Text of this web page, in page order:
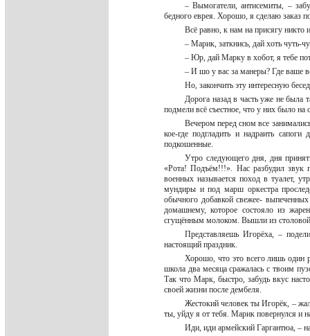
– Вымогатели, антисемиты, –
бедного еврея. Хорошо, я сделаю заказ
Всё равно, к нам на присягу никто
– Марик, заткнись, дай хоть чуть-
– Юр, дай Марку в хобот, я тебе
– И шо у вас за манеры? Где ваше
Но, закончить эту интересную
Дорога назад в часть уже не была
подмели всё съестное, что у них было на
Вечером перед сном все
кое-где подгладить и надраить
подкошенные.
Утро следующего дня, дня
«Рота! Подъём!!!». Нас разбудил звук
военных называется поход в туалет,
мундиры и под марш оркестра
обычного добавкой свежее-
домашнему, которое состояло из
сгущённым молоком. Вышли из
Представляешь Игорёха, –
настоящий праздник.
Хорошо, что это всего лишь один
школа два месяца сражалась с твоим
Так что Марк, быстро, забудь вкус
своей жизни после дембеля.
Жестокий человек ты Игорёк, –
ты, уйду я от тебя. Марик повернулся и
Иди, иди армейский Гаргантюа, –